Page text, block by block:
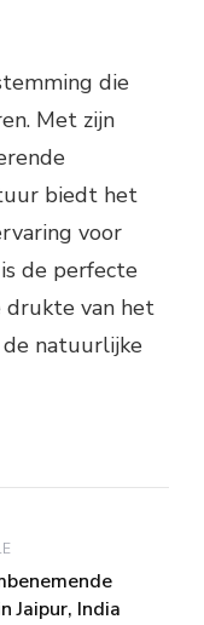
die
Met zijn
biedt het
voor
de perfecte
drukte van het
natuurlijke
Jaipur, India